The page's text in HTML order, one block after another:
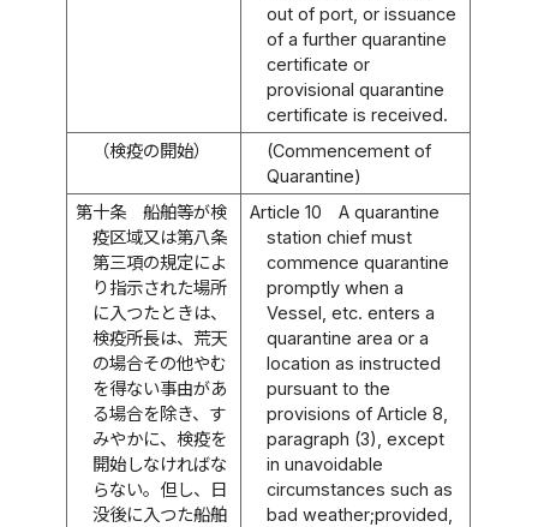
out of port, or issuance
of a further quarantine
certificate or
provisional quarantine
certificate is received.
（検疫の開始）
(Commencement of
Quarantine)
第十条
船舶等が検
疫区域又は第八条
第三項の規定によ
り指示された場所
に入つたときは、
検疫所長は、荒天
の場合その他やむ
を得ない事由があ
る場合を除き、す
みやかに、検疫を
開始しなければな
らない。但し、日
没後に入つた船舶
Article 10
A quarantine
station chief must
commence quarantine
promptly when a
Vessel, etc. enters a
quarantine area or a
location as instructed
pursuant to the
provisions of Article 8,
paragraph (3), except
in unavoidable
circumstances such as
bad weather;provided,